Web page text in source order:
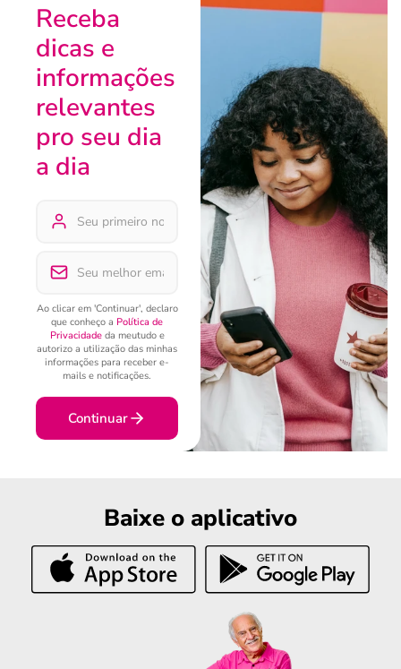
Receba
dicas e
informações
relevantes
pro seu dia
a dia
Ao clicar em 'Continuar', declaro
que conheço a Política de
Privacidadeda meutudo e
autorizo a utilização das minhas
informações para receber e-
mails e notificações.
Continuar
Baixe o aplicativo